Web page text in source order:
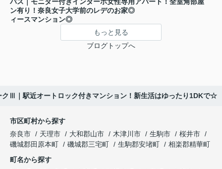
ン有り！奈良女子大学前のレデ
ィースマンション◎
のお家◎
もっと見る
ブログトップへ
クⅢ｜駅近オートロック付きマンション！新生活はゆったり1DKで☆
市区町村から探す
奈良市
天理市 大和郡山市 木津川市 生駒市
桜井市
磯城郡田原本町
磯城郡三宅町 生駒郡安堵町
相楽郡精華町
町名から探す